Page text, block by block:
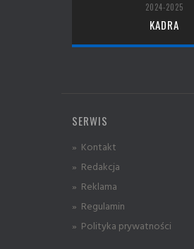
2024-2025
KADRA
SERWIS
» Kontakt
» Redakcja
» Reklama
» Regulamin
» Polityka prywatności